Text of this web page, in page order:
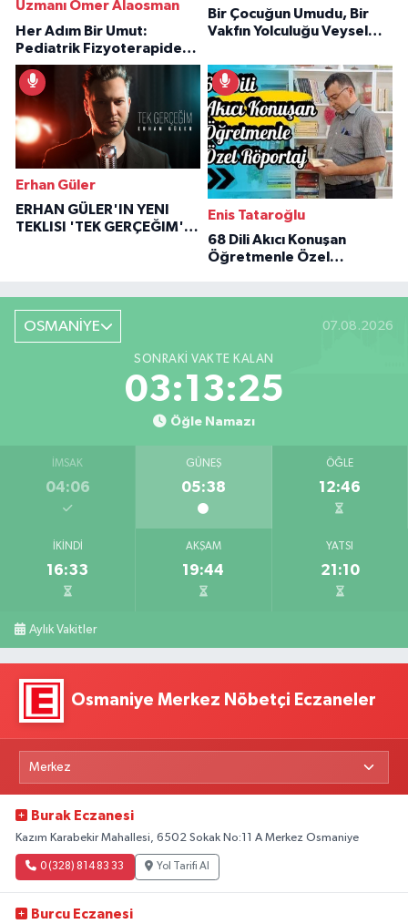
Uzmanı Ömer Alaosman
Her Adım Bir Umut:
Pediatrik Fizyoterapiden
İlham Veren Hikâyeler
Bir Çocuğun Umudu, Bir
Vakfın Yolculuğu Veysel
Erhan Güler
ERHAN GÜLER'IN YENI
TEKLISI 'TEK GERÇEĞIM'LE
Enis Tataroğlu
68 Dili Akıcı Konuşan
Öğretmenle Özel
OSMANİYE 07.08.2026
SONRAKI VAKTE KALAN
03:13:24
Öğle Namazı
İMSAK
04:06
GÜNEŞ
05:38
ÖĞLE
12:46
İKINDI
16:33
AKŞAM
19:44
YATSI
21:10
Aylık Vakitler
Osmaniye Merkez Nöbetçi Eczaneler
Burak Eczanesi
Kazım Karabekir Mahallesi, 6502 Sokak No:11 A Merkez Osmaniye
0 (328) 814 83 33 Yol Tarifi Al
Burcu Eczanesi